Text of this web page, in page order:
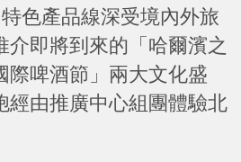
色產品線深受境內外旅
介即將到來的「哈爾濱之
際啤酒節」兩大文化盛
經由推廣中心組團體驗北